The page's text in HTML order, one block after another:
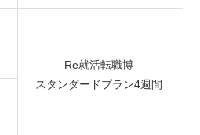
Re就活転職博
スタンダードプラン4週間